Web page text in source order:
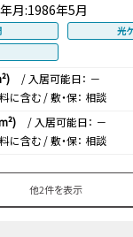
月:1986年5月
光
/ 入居可能日： －
に含む / 敷・保： 相談
/ 入居可能日： －
に含む / 敷・保： 相談
他2件を表示